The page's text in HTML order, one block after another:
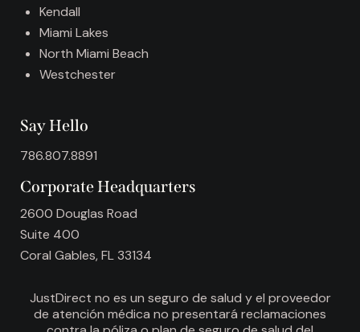
Kendall
Miami Lakes
North Miami Beach
Westchester
Say Hello
786.807.8891
Corporate Headquarters
2600 Douglas Road
Suite 400
Coral Gables, FL 33134
JustDirect no es un seguro de salud y el proveedor
de atención médica no presentará reclamaciones